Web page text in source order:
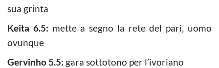
sua grinta
Keita 6.5: mette a segno la rete del pari, uomo
ovunque
Gervinho 5.5: gara sottotono per l’ivoriano